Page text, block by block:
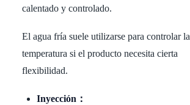
calentado y controlado.
El agua fría suele utilizarse para controlar la
temperatura si el producto necesita cierta
flexibilidad.
Inyección：